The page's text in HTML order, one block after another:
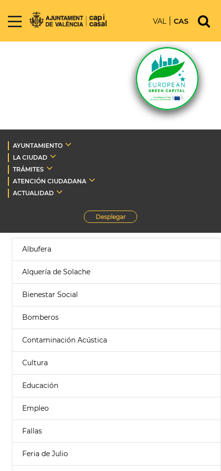
VAL CAS
AYUNTAMIENTO
LA CIUDAD
TRÁMITES
ATENCIÓN CIUDADANA
ACTUALIDAD
Desplegar
Albufera
Alquería de Solache
Bienestar Social
Bomberos
Contaminación Acústica
Cultura
Educación
Empleo
Fallas
Feria de Julio